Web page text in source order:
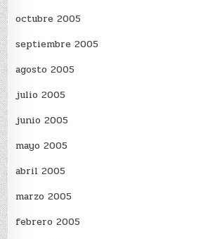
octubre 2005
septiembre 2005
agosto 2005
julio 2005
junio 2005
mayo 2005
abril 2005
marzo 2005
febrero 2005